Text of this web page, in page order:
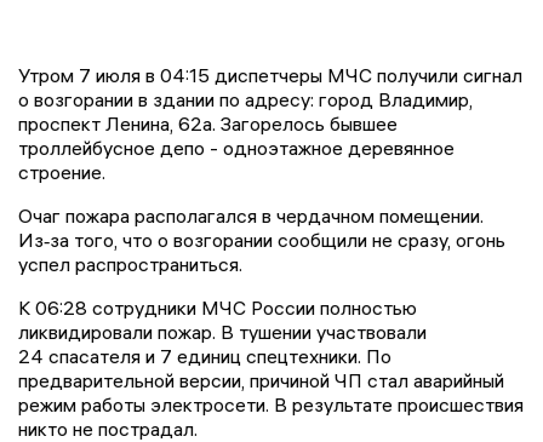
Утром 7 июля в 04:15 диспетчеры МЧС получили сигнал
о возгорании в здании по адресу: город Владимир,
проспект Ленина, 62а. Загорелось бывшее
троллейбусное депо - одноэтажное деревянное
строение.
Очаг пожара располагался в чердачном помещении.
Из‑за того, что о возгорании сообщили не сразу, огонь
успел распространиться.
К 06:28 сотрудники МЧС России полностью
ликвидировали пожар. В тушении участвовали
24 спасателя и 7 единиц спецтехники. По
предварительной версии, причиной ЧП стал аварийный
режим работы электросети. В результате происшествия
никто не пострадал.